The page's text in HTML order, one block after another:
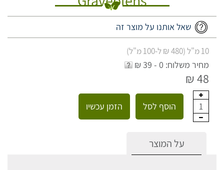
שאל אותנו על מוצר זה
10 מ"ל (480 ₪ ל-100 מ"ל)
מחיר משלוח: 0 - 39 ₪
48 ₪
1 הוסף לסל הזמן עכשיו
על המוצר